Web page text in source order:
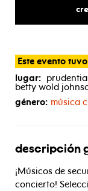
Este evento
lugar:
betty wold
género: música
descripción
¡Músicos de
concierto!